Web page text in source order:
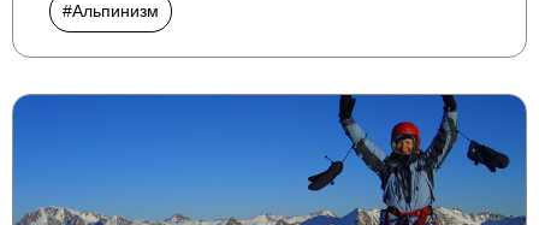
#Альпинизм